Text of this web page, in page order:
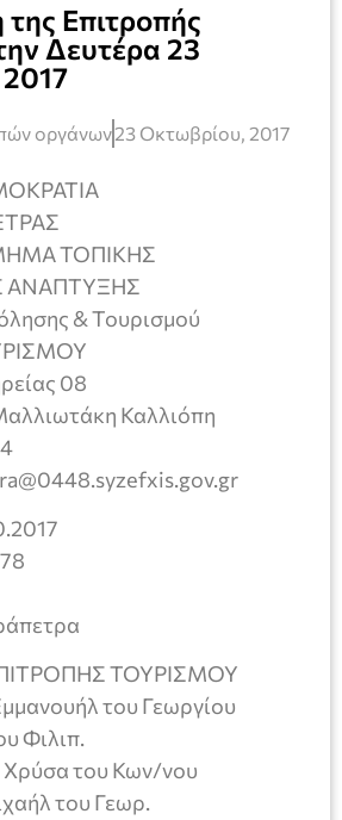
Επιτροπής
Δευτέρα 23
οργάνων23 Οκτωβρίου, 2017
ΤΟΠΙΚΗΣ
ΑΝΑΠΤΥΞΗΣ
& Τουρισμού
08
Καλλιόπη
ΤΟΥΡΙΣΜΟΥ
του Γεωργίου
Φιλιπ.
του Κων/νου
του Γεωρ.